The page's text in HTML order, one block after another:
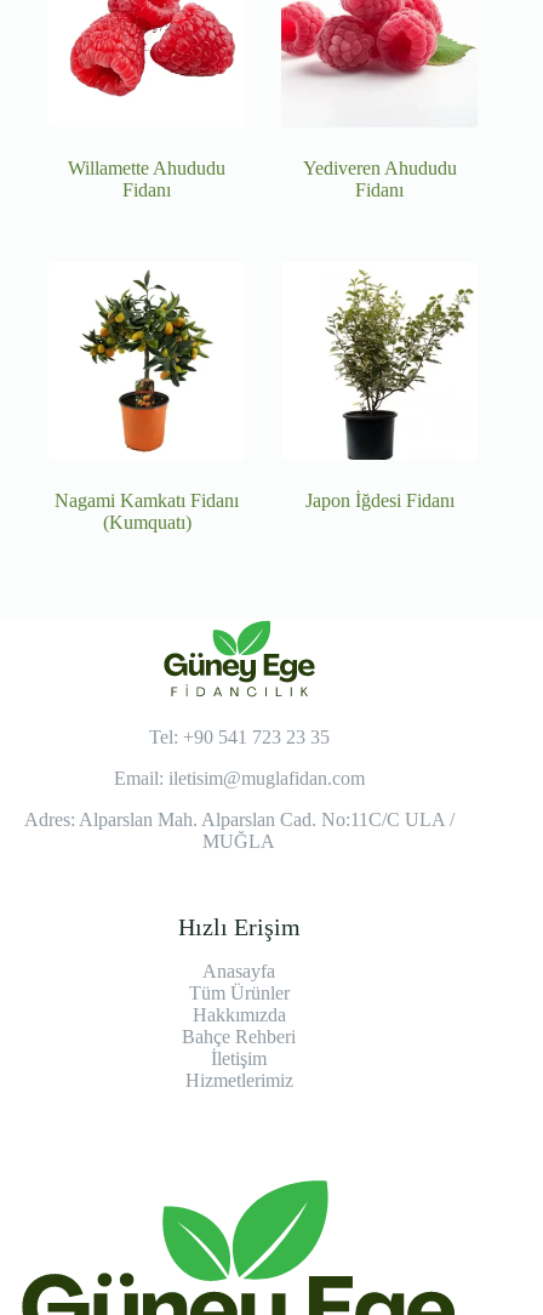
Willamette Ahududu
Fidanı
Yediveren Ahududu
Fidanı
Nagami Kamkatı Fidanı
(Kumquatı)
Japon İğdesi Fidanı
Tel: +90 541 723 23 35
Email: iletisim@muglafidan.com
Adres: Alparslan Mah. Alparslan Cad. No:11C/C ULA /
MUĞLA
Hızlı Erişim
Anasayfa
Tüm Ürünler
Hakkımızda
Bahçe Rehberi
İletişim
Hizmetlerimiz